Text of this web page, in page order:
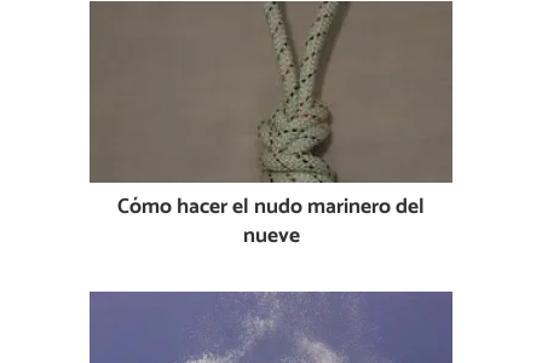
Cómo hacer el nudo marinero del
nueve